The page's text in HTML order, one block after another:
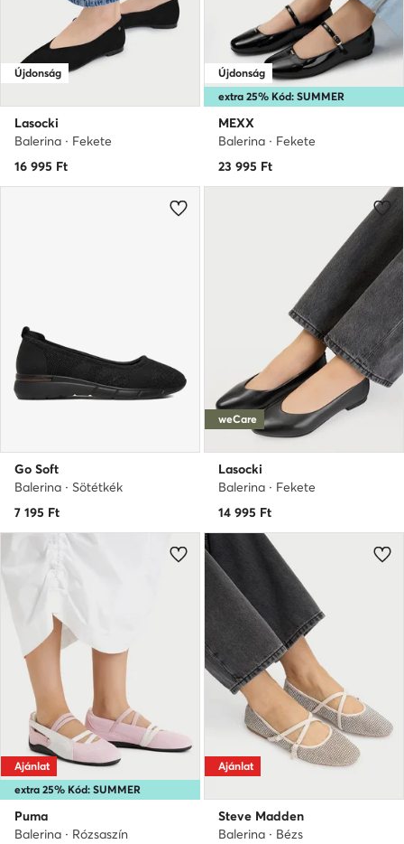
Újdonság
Lasocki
Balerina · Fekete
16 995 Ft
extra 25% Kód: SUMMER
Újdonság
MEXX
Balerina · Fekete
23 995 Ft
Go Soft
Balerina · Sötétkék
7 195 Ft
weCare
Lasocki
Balerina · Fekete
14 995 Ft
extra 25% Kód: SUMMER
Ajánlat
Puma
Balerina · Rózsaszín
Ajánlat
Steve Madden
Balerina · Bézs